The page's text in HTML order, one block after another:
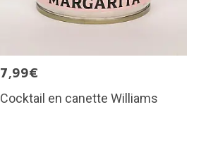
7,99€
Cocktail en canette Williams